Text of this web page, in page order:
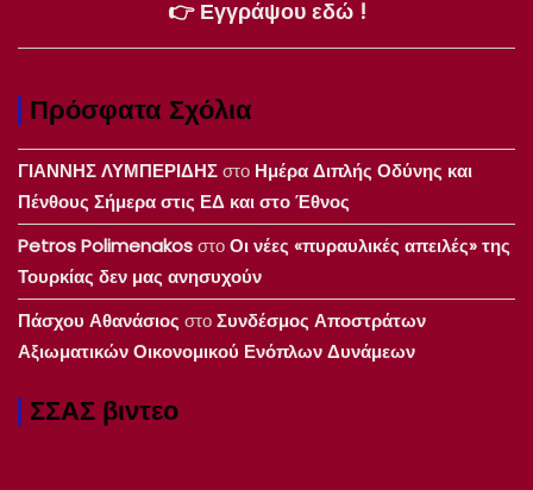
👉 Εγγράψου εδώ !
Πρόσφατα Σχόλια
ΓΙΑΝΝΗΣ ΛΥΜΠΕΡΙΔΗΣστο Ημέρα Διπλής Οδύνης και
Πένθους Σήμερα στις ΕΔ και στο Έθνος
Petros PolimenakosστοΟι νέες «πυραυλικές απειλές» της
Τουρκίας δεν μας ανησυχούν
Πάσχου Αθανάσιος στοΣυνδέσμος Αποστράτων
Αξιωματικών Οικονομικού Ενόπλων Δυνάμεων
ΣΣΑΣ βιντεο